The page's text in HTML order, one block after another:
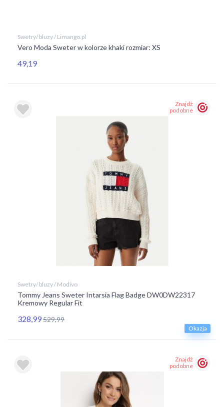
Swetry/ bluzy / Limango.pl
Vero Moda Sweter w kolorze khaki rozmiar: XS
49,19
Okazja
Znajdź
podobne
Swetry/ bluzy / Modivo
Tommy Jeans Sweter Intarsia Flag Badge DW0DW22317
Kremowy Regular Fit
328,99529,99
Znajdź
podobne